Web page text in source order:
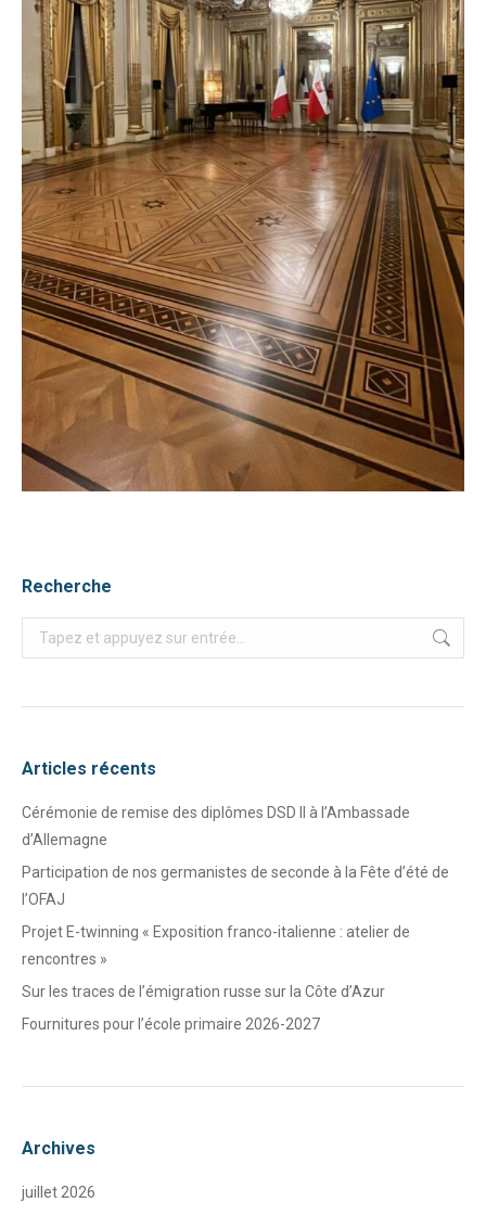
Recherche
Recherche
:
Articles récents
Cérémonie de remise des diplômes DSD II à l’Ambassade
d’Allemagne
Participation de nos germanistes de seconde à la Fête d’été de
l’OFAJ
Projet E-twinning « Exposition franco-italienne : atelier de
rencontres »
Sur les traces de l’émigration russe sur la Côte d’Azur
Fournitures pour l’école primaire 2026-2027
Archives
juillet 2026